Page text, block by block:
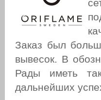
Заказ был
вывесок. В
Рады иметь
дальнейших